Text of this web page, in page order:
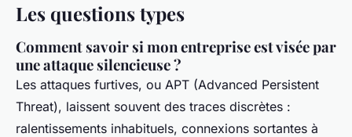
Les questions types
Comment savoir si mon entreprise est visée par
une attaque silencieuse ?
Les attaques furtives, ou APT (Advanced Persistent
Threat), laissent souvent des traces discrètes :
ralentissements inhabituels, connexions sortantes à